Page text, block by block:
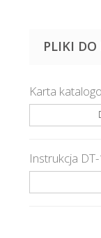
PLIKI
Karta
Instrukcja